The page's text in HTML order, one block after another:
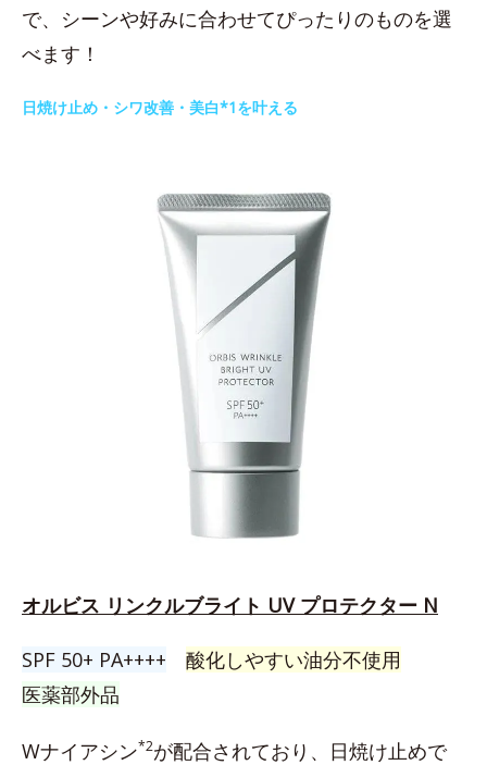
で、シーンや好みに合わせてぴったりのものを選
べます！
日焼け止め・シワ改善・美白*1を叶える
オルビス リンクルブライト UV プロテクター N
SPF 50+ PA++++
酸化しやすい油分不使用
医薬部外品
Wナイアシン*2が配合されており、日焼け止めで